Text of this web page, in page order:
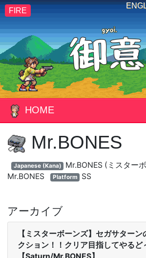
FIRE
HOME
Mr.BONES
Japanese (Kana) Mr.BONES (ミスター
Mr.BONES Platform SS
アーカイブ
【ミスターボーンズ】セガサターン
クション！！クリア目指してやるど